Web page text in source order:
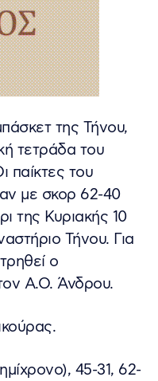
της Τήνου,
τετράδα του
παίκτες του
με σκορ 62-40
της Κυριακής 10
Τήνου. Για
ο
Α.Ο. Άνδρου.
45-31, 62-